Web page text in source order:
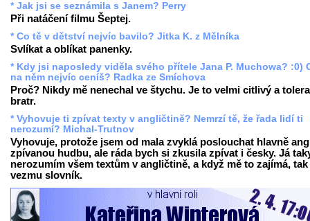
* Jak jsi se seznámila s Janem? Perry
Při natáčení filmu Šeptej.
* Co tě v dětství nejvíc bavilo? Jitka K. z Mělníka
Svlíkat a oblíkat panenky.
* Kdy jsi naposledy viděla svého přítele Jana P. Muchowa? :0)
na něm nejvíc ceníš? Radka ze Smíchova
Proč? Nikdy mě nenechal ve štychu. Je to velmi citlivý a
bratr.
* Vyhovuje ti zpívat texty v angličtině? Nemrzí tě, že řada lidí ti
nerozumí? Michal-Trutnov
Vyhovuje, protože jsem od mala zvyklá poslouchat hlavně
zpívanou hudbu, ale ráda bych si zkusila zpívat i česky. Já
nerozumím všem textům v angličtině, a když mě to zajímá, tak
vezmu slovník.